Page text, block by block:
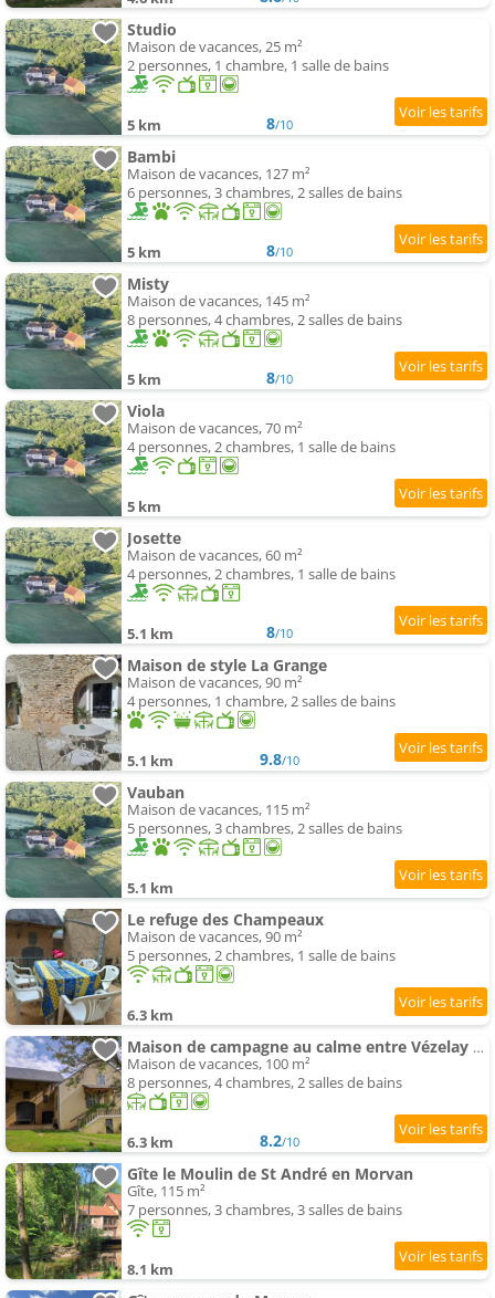
Studio
Maison de vacances, 25 m²
2 personnes, 1 chambre, 1 salle de bains
5 km 8/10
Bambi
Maison de vacances, 127 m²
6 personnes, 3 chambres, 2 salles de bains
5 km 8/10
Misty
Maison de vacances, 145 m²
8 personnes, 4 chambres, 2 salles de bains
5 km 8/10
Viola
Maison de vacances, 70 m²
4 personnes, 2 chambres, 1 salle de bains
5 km
Josette
Maison de vacances, 60 m²
4 personnes, 2 chambres, 1 salle de bains
5.1 km 8/10
Maison de style La Grange
Maison de vacances, 90 m²
4 personnes, 1 chambre, 2 salles de bains
5.1 km 9.8/10
Vauban
Maison de vacances, 115 m²
5 personnes, 3 chambres, 2 salles de bains
5.1 km
Le refuge des Champeaux
Maison de vacances, 90 m²
5 personnes, 2 chambres, 1 salle de bains
6.3 km
Maison de campagne au calme entre Vézelay Avallon
Maison de vacances, 100 m²
8 personnes, 4 chambres, 2 salles de bains
6.3 km 8.2/10
Gîte le Moulin de St André en Morvan
Gîte, 115 m²
7 personnes, 3 chambres, 3 salles de bains
8.1 km